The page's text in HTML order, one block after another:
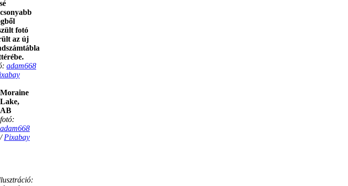
fotó
az új
adam668
Moraine
Lake,
AB
fotó:
adam668
/Pixabay